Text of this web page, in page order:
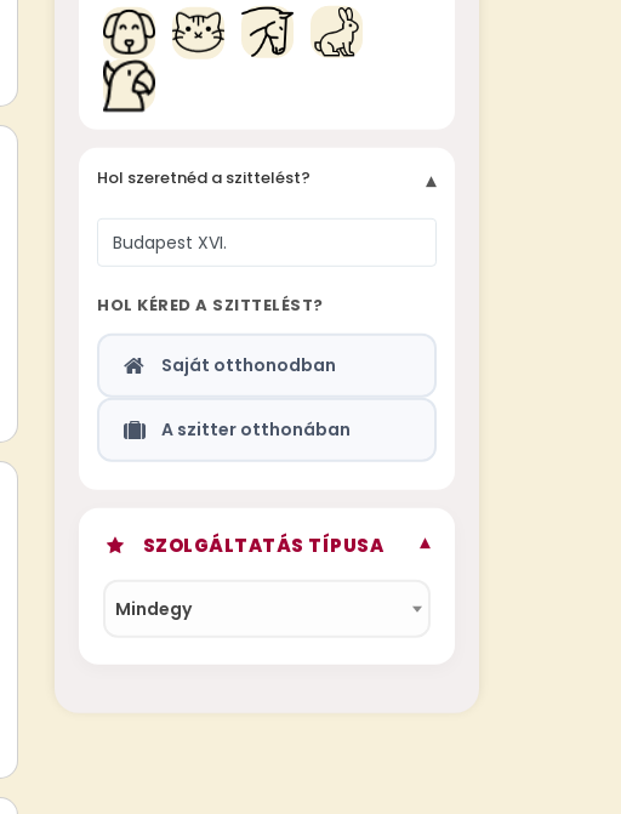
Hol szeretnéd a szittelést? ▾
HOL KÉRED A SZITTELÉST?
Saját otthonodban
A szitter otthonában
SZOLGÁLTATÁS TÍPUSA ▾
Mindegy